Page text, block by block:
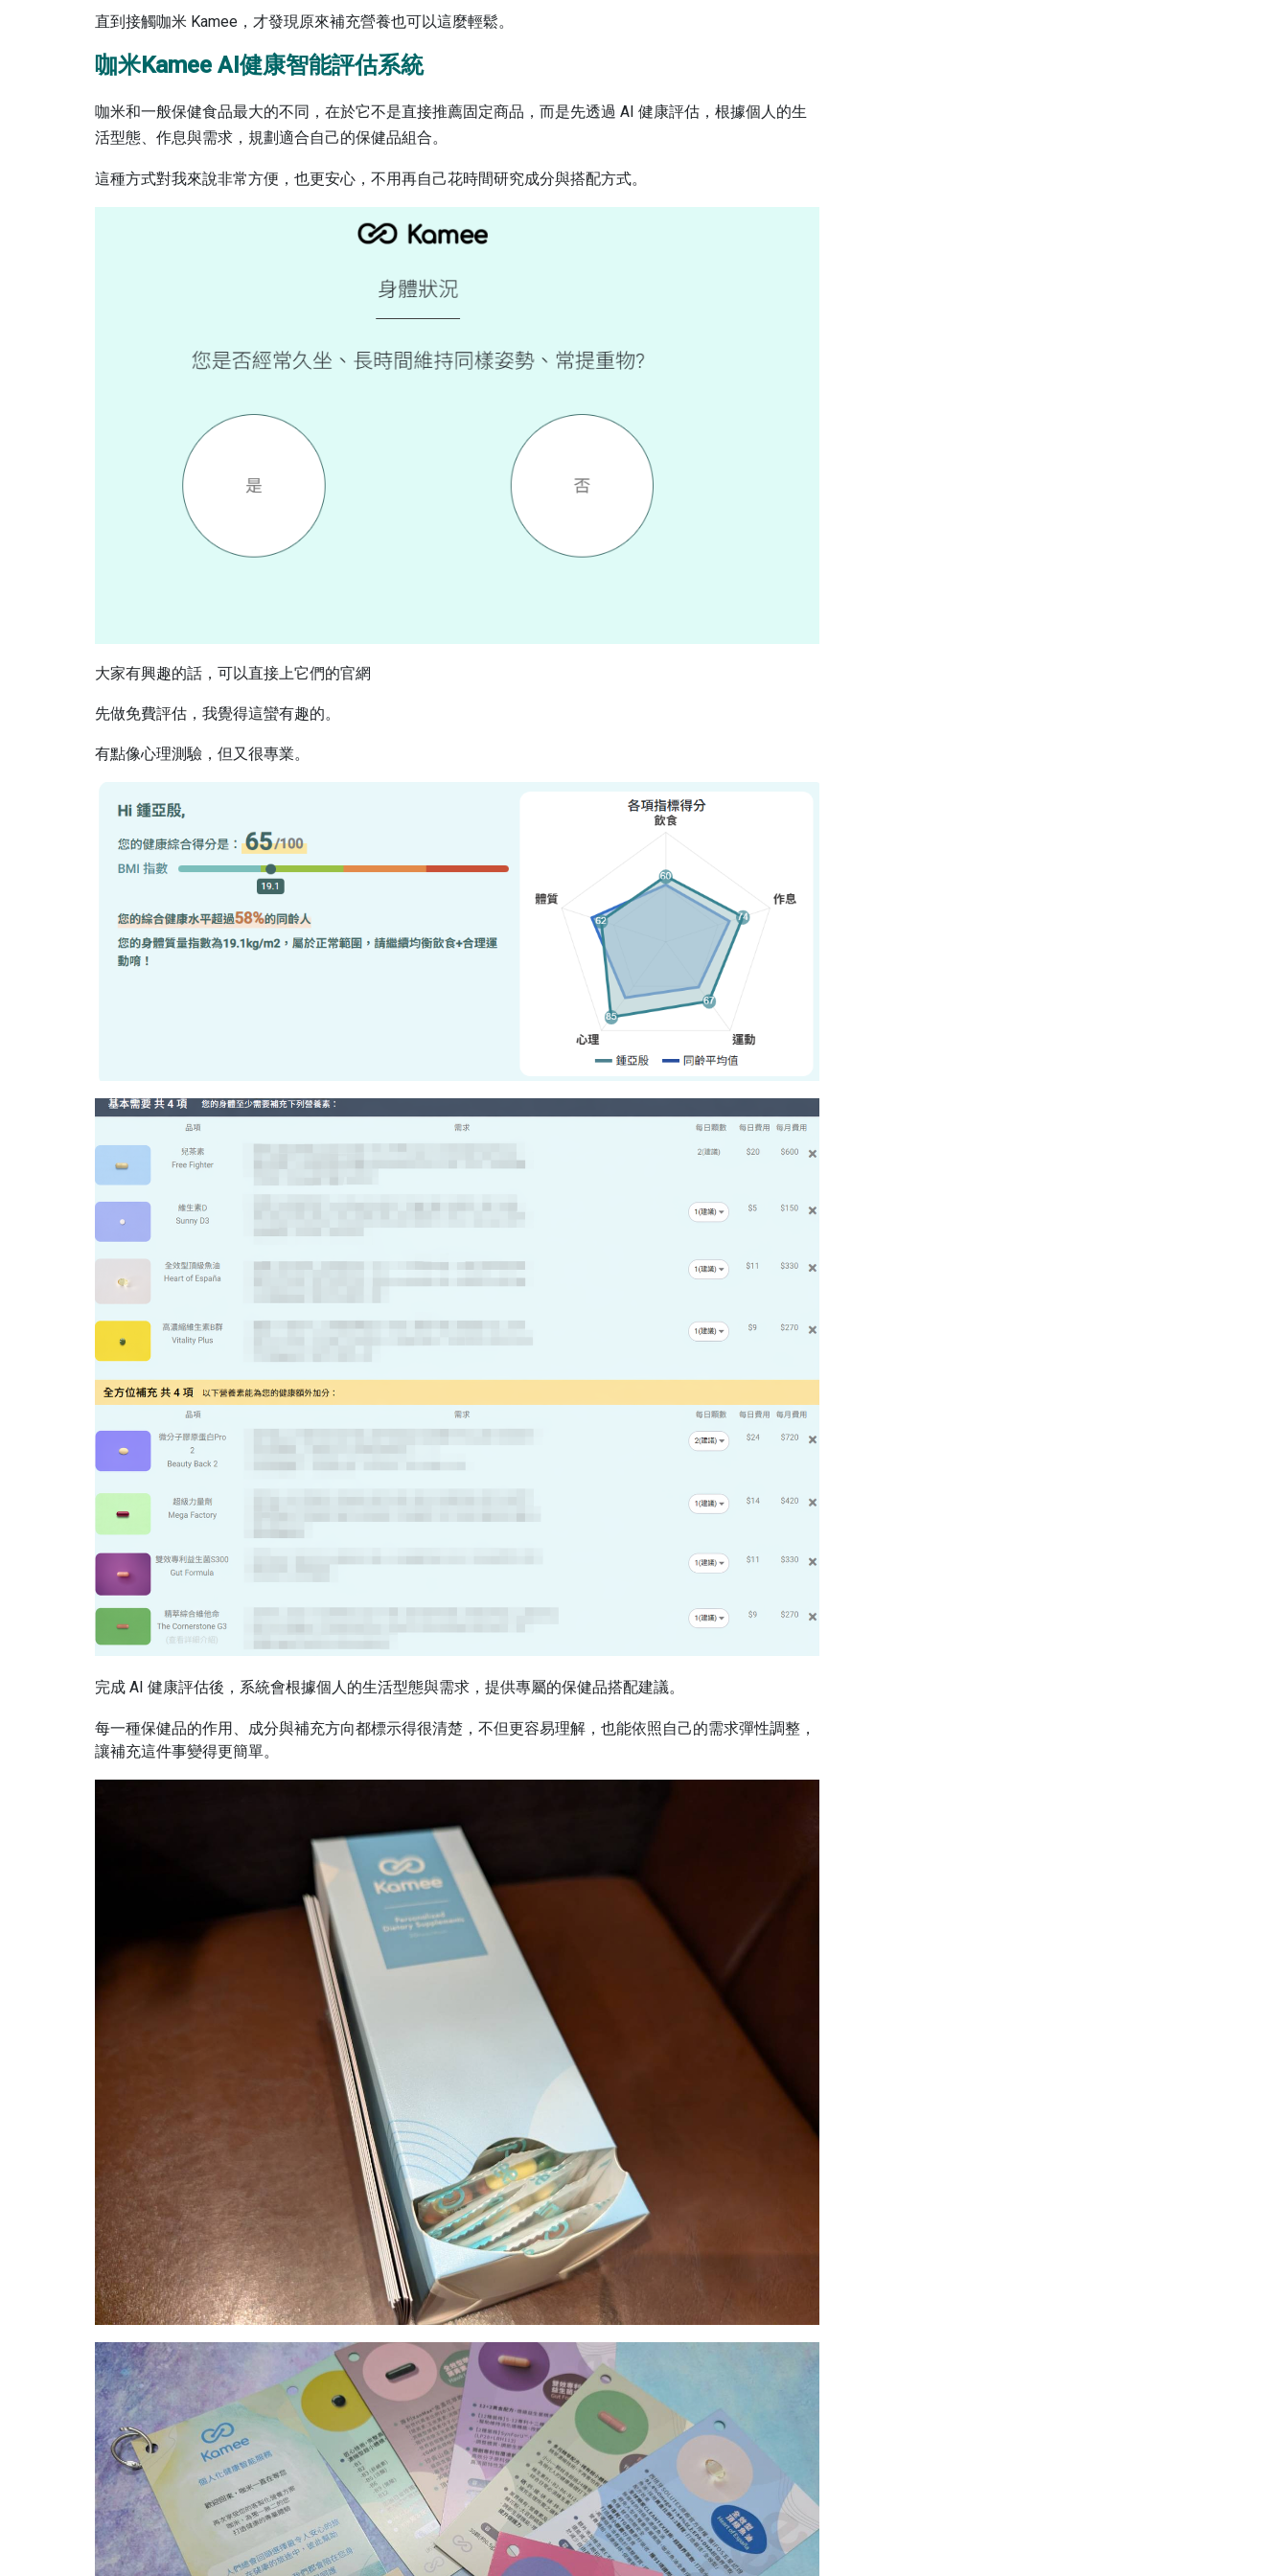
直到接觸咖米 Kamee，才發現原來補充營養也可以這麼輕鬆。
咖米Kamee AI健康智能評估系統
咖米和一般保健食品最大的不同，在於它不是直接推薦固定商品，而是先透過 AI 健康評估，根據個人的生
活型態、作息與需求，規劃適合自己的保健品組合。
這種方式對我來說非常方便，也更安心，不用再自己花時間研究成分與搭配方式。
大家有興趣的話，可以直接上它們的官網
先做免費評估，我覺得這蠻有趣的。
有點像心理測驗，但又很專業。
完成 AI 健康評估後，系統會根據個人的生活型態與需求，提供專屬的保健品搭配建議。
每一種保健品的作用、成分與補充方向都標示得很清楚，不但更容易理解，也能依照自己的需求彈性調整，
讓補充這件事變得更簡單。